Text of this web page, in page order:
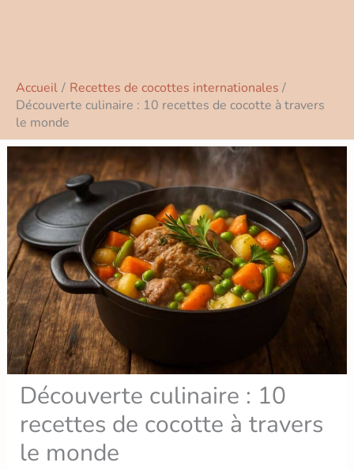
Accueil
Recettes de cocottes internationales
Découverte culinaire : 10 recettes de cocotte à travers
le monde
Découverte culinaire : 10
recettes de cocotte à travers
le monde